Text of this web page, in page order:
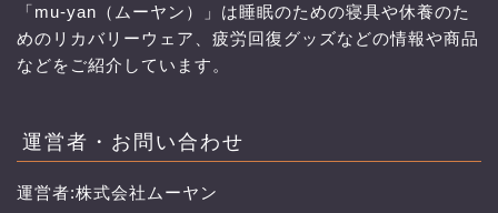
「mu-yan（ムーヤン）」は睡眠のための寝具や休養のた
めのリカバリーウェア、疲労回復グッズなどの情報や商品
などをご紹介しています。
運営者・お問い合わせ
運営者:株式会社ムーヤン